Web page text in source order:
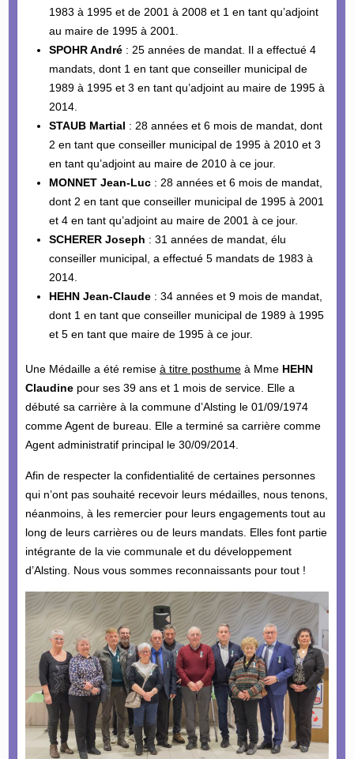
1983 à 1995 et de 2001 à 2008 et 1 en tant qu’adjoint
au maire de 1995 à 2001.
SPOHR André: 25 années de mandat. Il a effectué 4
mandats, dont 1 en tant que conseiller municipal de
1989 à 1995 et 3 en tant qu’adjoint au maire de 1995 à
2014.
STAUB Martial : 28 années et 6 mois de mandat, dont
2 en tant que conseiller municipal de 1995 à 2010 et 3
en tant qu’adjoint au maire de 2010 à ce jour.
MONNET Jean-Luc: 28 années et 6 mois de mandat,
dont 2 en tant que conseiller municipal de 1995 à 2001
et 4 en tant qu’adjoint au maire de 2001 à ce jour.
SCHERER Joseph : 31 années de mandat, élu
conseiller municipal, a effectué 5 mandats de 1983 à
2014.
HEHN Jean-Claude: 34 années et 9 mois de mandat,
dont 1 en tant que conseiller municipal de 1989 à 1995
et 5 en tant que maire de 1995 à ce jour.
Une Médaille a été remise à titre posthumeà Mme HEHN
Claudinepour ses 39 ans et 1 mois de service. Elle a
débuté sa carrière à la commune d’Alsting le 01/09/1974
comme Agent de bureau. Elle a terminé sa carrière comme
Agent administratif principal le 30/09/2014.
Afin de respecter la confidentialité de certaines personnes
qui n’ont pas souhaité recevoir leurs médailles, nous tenons,
néanmoins, à les remercier pour leurs engagements tout au
long de leurs carrières ou de leurs mandats. Elles font partie
intégrante de la vie communale et du développement
d’Alsting. Nous vous sommes reconnaissants pour tout !